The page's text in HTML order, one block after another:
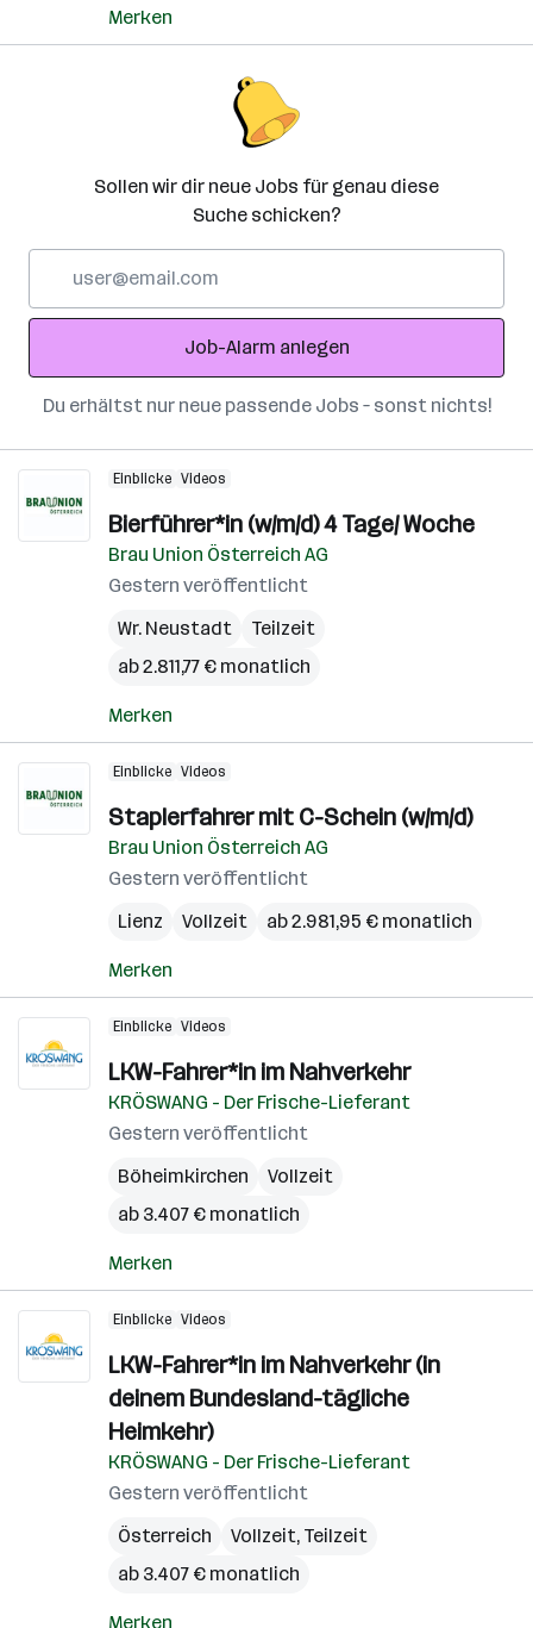
Merken
Sollen wir dir neue Jobs für genau diese
Suche schicken?
Adresse
Job-Alarm anlegen
Du erhältst nur neue passende Jobs – sonst nichts!
Einblicke Videos
Bierführer*in (w/m/d) 4 Tage/ Woche
Brau Union Österreich AG
Gestern veröffentlicht
Wr. Neustadt
Teilzeit
ab 2.811,77 € monatlich
Merken
Einblicke Videos
Staplerfahrer mit C-Schein (w/m/d)
Brau Union Österreich AG
Gestern veröffentlicht
Lienz
Vollzeit ab 2.981,95 € monatlich
Merken
Einblicke Videos
LKW-Fahrer*in im Nahverkehr
KRÖSWANG - Der Frische-Lieferant
Gestern veröffentlicht
Böheimkirchen
Vollzeit
ab 3.407 € monatlich
Merken
Einblicke Videos
LKW-Fahrer*in im Nahverkehr (in
deinem Bundesland-tägliche
Heimkehr)
KRÖSWANG - Der Frische-Lieferant
Gestern veröffentlicht
Österreich
Vollzeit, Teilzeit
ab 3.407 € monatlich
Merken